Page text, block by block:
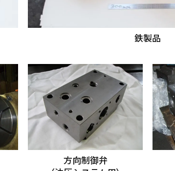
鉄製品
方向制御弁